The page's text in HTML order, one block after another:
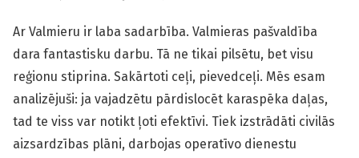
Ar Valmieru ir laba sadarbība. Valmieras pašvaldība
dara fantastisku darbu. Tā ne tikai pilsētu, bet visu
reģionu stiprina. Sakārtoti ceļi, pievedceļi. Mēs esam
analizējuši: ja vajadzētu pārdislocēt karaspēka daļas,
tad te viss var notikt ļoti efektīvi. Tiek izstrādāti civilās
aizsardzības plāni, darbojas operatīvo dienestu